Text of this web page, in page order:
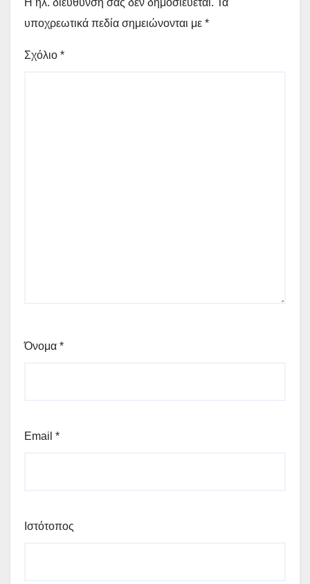
υποχρεωτικά πεδία σημειώνονται με *
Σχόλιο *
Όνομα *
Email *
Ιστότοπος